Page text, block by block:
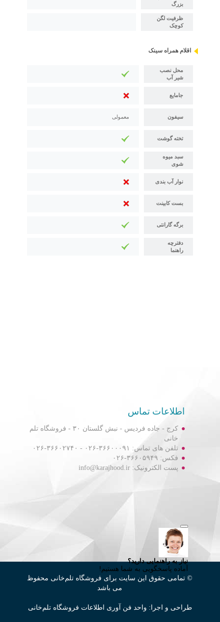
بزرگ
ظرفیت لگن
کوچک
اقلام همراه سینک
محل نصب
شیر آب
جامایع
سیفون معمولی
تخته گوشت
سبد میوه
شوی
نوار آب بندی
بست کابینت
برگه گارانتی
دفترچه
راهنما
اطلاعات تماس
کرج - جاده فردیس - نبش گلستان ۳۰ - فروشگاه تلم
خانی
تلفن های تماس: ۳۶۶۰۰۰۹۱-۰۲۶ - ۳۶۶۰۲۷۴۰-۰۲۶
فکس: ۳۶۶۰۵۹۴۹-۰۲۶
پست الکترونیک: info@karajhood.ir
© تمامی حقوق این سایت برای فروشگاه تلم‌خانی محفوظ
می باشد
طراحی و اجرا: واحد فن آوری اطلاعات فروشگاه تلم‌خانی